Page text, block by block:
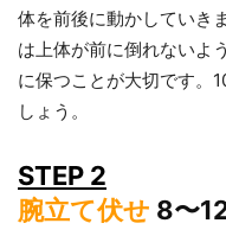
体を前後に動かしていき
は上体が前に倒れないよ
に保つことが大切です。
しょう。
STEP 2
腕立て伏せ 8〜